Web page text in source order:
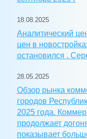
18.08.2025
Аналитический
цен в
остановился .
28.05.2025
Обзор рынка
городов
2025 года.
продолжает
показывает